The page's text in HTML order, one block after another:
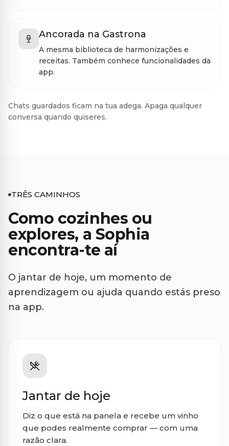
Ancorada na Gastrona
A mesma biblioteca de harmonizações e
receitas. Também conhece funcionalidades da
app.
Chats guardados ficam na tua adega. Apaga qualquer
conversa quando quiseres.
TRÊS CAMINHOS
Como cozinhes ou
explores, a Sophia
encontra-te aí
O jantar de hoje, um momento de
aprendizagem ou ajuda quando estás preso
na app.
Jantar de hoje
Diz o que está na panela e recebe um vinho
que podes realmente comprar — com uma
razão clara.